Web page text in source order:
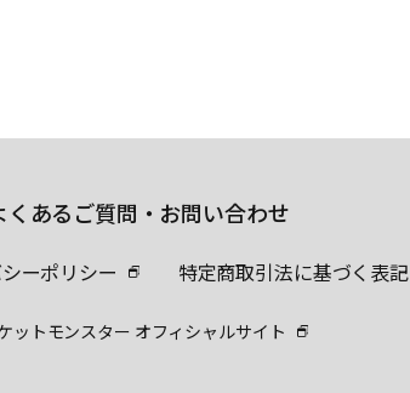
くあるご質問・お問い合わせ
ーポリシー 特定商取引法に基づく表記
ットモンスター オフィシャルサイト